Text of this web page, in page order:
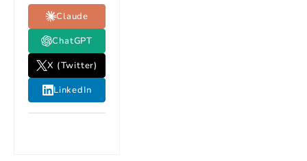
Claude
ChatGPT
X (Twitter)
LinkedIn